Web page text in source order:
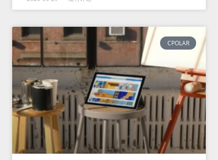
CPOLAR